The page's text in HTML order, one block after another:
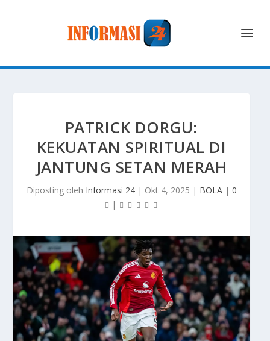
PATRICK DORGU:
KEKUATAN SPIRITUAL DI
JANTUNG SETAN MERAH
Diposting oleh Informasi 24| Okt 4, 2025 | BOLA| 0
|